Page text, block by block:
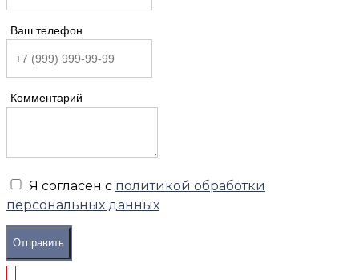
Ваш телефон
Комментарий
Я согласен с политикой обработки
персональных данных
Отправить